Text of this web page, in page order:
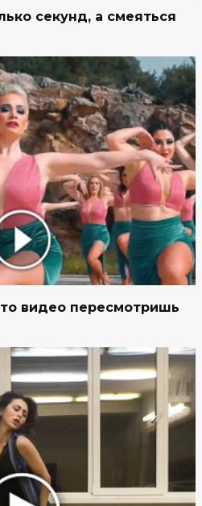
секунд, а смеяться
видео пересмотришь